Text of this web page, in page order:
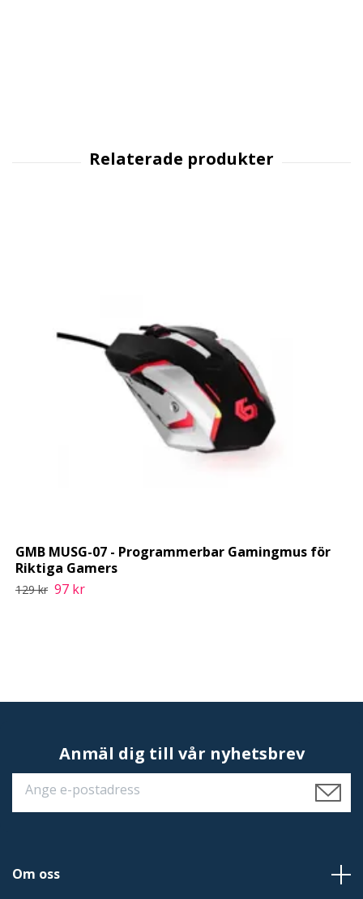
GMB MUSG-07 - Programmerbar Gamingmus för
Riktiga Gamers
129 kr 97 kr
Anmäl dig till vår nyhetsbrev
Om oss